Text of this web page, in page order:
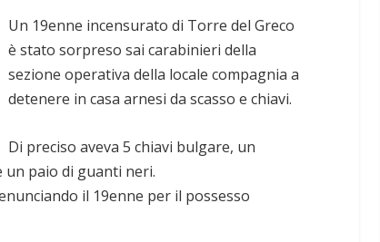
Un 19enne incensurato di Torre del Greco
è stato sorpreso sai carabinieri della
sezione operativa della locale compagnia a
detenere in casa arnesi da scasso e chiavi.
Di preciso aveva 5 chiavi bulgare, un
paio di guanti neri.
il 19enne per il possesso